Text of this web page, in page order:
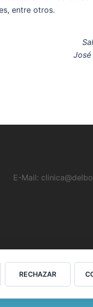
entre otros.
José
E-Mail:
RECHAZAR